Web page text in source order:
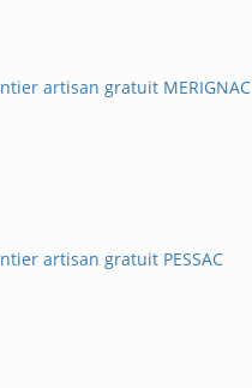
artisan gratuit MERIGNAC
artisan gratuit PESSAC